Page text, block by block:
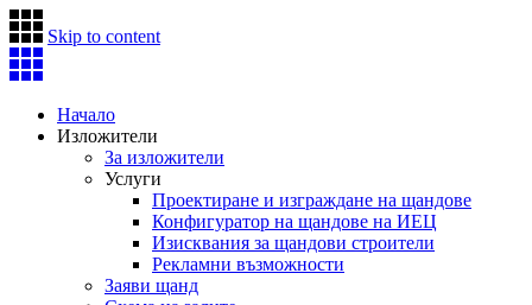
Skip to content
Начало
Изложители
За изложители
Услуги
Проектиране и изграждане на щандове
Конфигуратор на щандове на ИЕЦ
Изисквания за щандови строители
Рекламни възможности
Заяви щанд